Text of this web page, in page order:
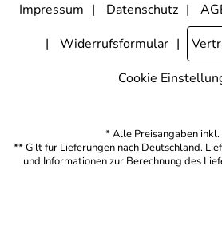
Impressum Datenschutz
Widerrufsformular
Cookie
* Alle Preisangaben
** Gilt für Lieferungen nach Deutschland.
und Informationen zur Berechnung des